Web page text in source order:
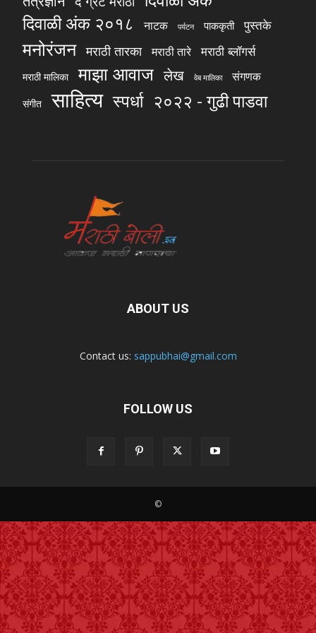
दिवाळी अंक २०१८
नाटक पर्यटन पाककृती पुस्तके
मनोरंजन मराठी तारका मराठी तारे मराठी ब्लॉगर्स
मराठी मालिका माझा आवाज लेख वेब मालिका संगणक
संगीत साहित्य स्पर्धा २०२२ - गुढी पाडवा
ABOUT US
Contact us: sappubhai@gmail.com
FOLLOW US
©